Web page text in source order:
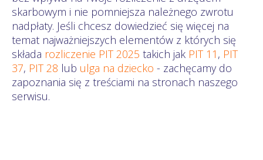
skarbowym i nie pomniejsza należnego zwrotu
nadpłaty. Jeśli chcesz dowiedzieć się więcej na
temat najważniejszych elementów z których się
składa rozliczenie PIT 2025 takich jak PIT 11 , PIT
37, PIT 28 lub ulga na dziecko - zachęcamy do
zapoznania się z treściami na stronach naszego
serwisu.